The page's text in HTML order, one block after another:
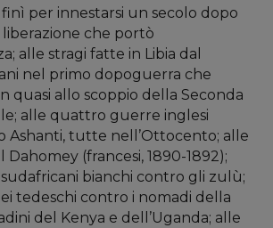
per innestarsi un secolo dopo
che portò
alle stragi fatte in Libia dal
nel primo dopoguerra che
quasi allo scoppio della Seconda
alle quattro guerre inglesi
Ashanti, tutte nell’Ottocento; alle
(francesi, 1890-1892);
bianchi contro gli zulù;
tedeschi contro i nomadi della
del Kenya e dell’Uganda; alle